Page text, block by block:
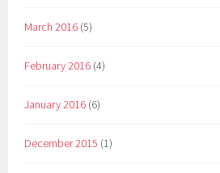
March 2016 (5)
February 2016 (4)
January 2016 (6)
December 2015 (1)